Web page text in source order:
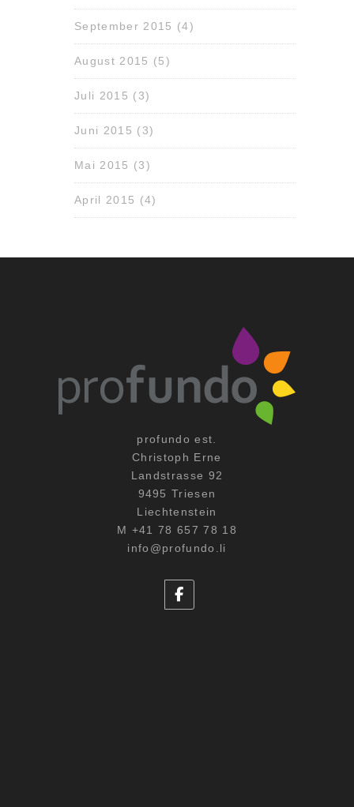
September 2015 (4)
August 2015 (5)
Juli 2015 (3)
Juni 2015 (3)
Mai 2015 (3)
April 2015 (4)
profundo est.
Christoph Erne
Landstrasse 92
9495 Triesen
Liechtenstein
M +41 78 657 78 18
info@profundo.li